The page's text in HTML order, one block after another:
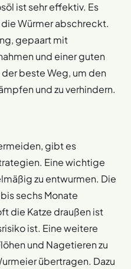
ist sehr effektiv. Es
Würmer abschreckt.
gepaart mit
und einer guten
beste Weg, um den
und zu verhindern.
gibt es
Eine wichtige
zu entwurmen. Die
sechs Monate
die Katze draußen ist
ist. Eine weitere
und Nagetieren zu
übertragen. Dazu